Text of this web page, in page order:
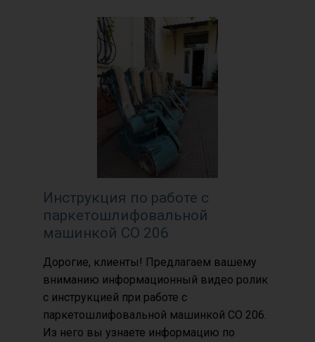
Инструкция по работе с
паркетошлифовальной
машинкой СО 206
Дорогие, клиенты! Предлагаем вашему
вниманию информационный видео ролик
с инструкцией при работе с
паркетошлифовальной машинкой СО 206.
Из него вы узнаете информацию по